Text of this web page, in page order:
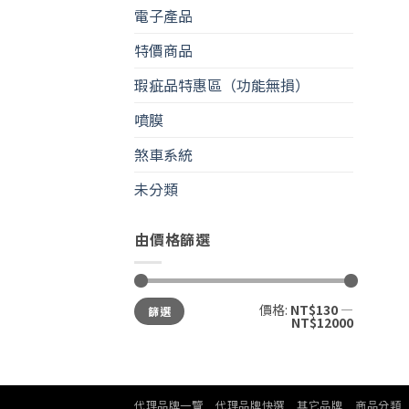
電子產品
特價商品
瑕疵品特惠區（功能無損）
噴膜
煞車系統
未分類
由價格篩選
最
低
價
最
高
價
篩選 價格: NT$130 —
NT$12000
代理品牌一覽 代理品牌快選 其它品牌 商品分類